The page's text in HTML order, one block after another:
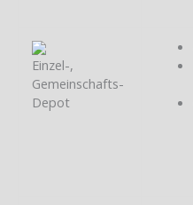
Einzel-,
Gemeinschafts-
Depot